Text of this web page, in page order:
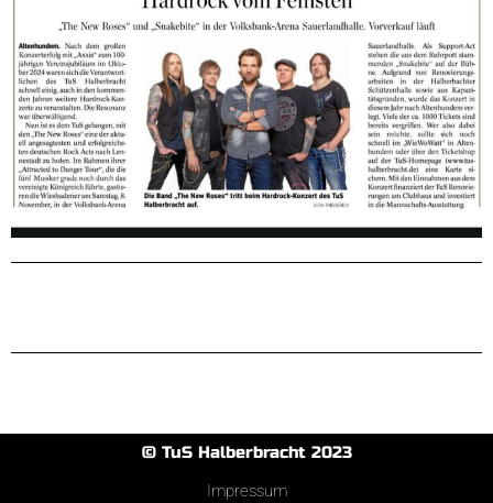
© TuS Halberbracht 2023
Impressum